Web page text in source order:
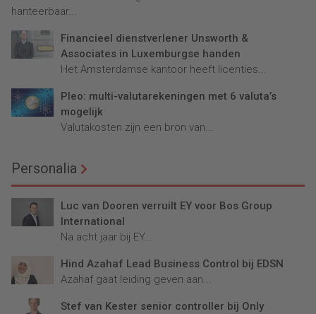
hanteerbaar...
Financieel dienstverlener Unsworth &
Associates in Luxemburgse handen
Het Amsterdamse kantoor heeft licenties...
Pleo: multi-valutarekeningen met 6 valuta’s
mogelijk
Valutakosten zijn een bron van...
Personalia
Luc van Dooren verruilt EY voor Bos Group
International
Na acht jaar bij EY...
Hind Azahaf Lead Business Control bij EDSN
Azahaf gaat leiding geven aan...
Stef van Kester senior controller bij Only